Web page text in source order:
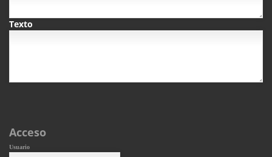
Texto
Acceso
Usuario